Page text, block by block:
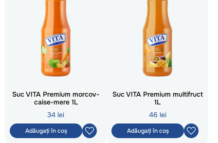
Suc VITA Premium morcov-
caise-mere 1L
34 lei
Adăugați în coș
Suc VITA Premium multifruct
1L
46 lei
Adăugați în coș